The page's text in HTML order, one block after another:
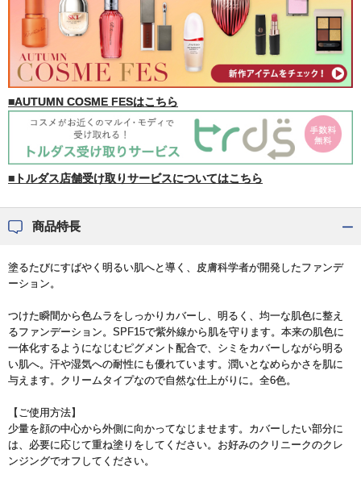
■AUTUMN COSME FESはこちら
■トルダス店舗受け取りサービスについてはこちら
商品特長
塗るたびにすばやく明るい肌へと導く、皮膚科学者が開発したファンデ
ーション。
つけた瞬間から色ムラをしっかりカバーし、明るく、均一な肌色に整え
るファンデーション。SPF15で紫外線から肌を守ります。本来の肌色に
一体化するようになじむピグメント配合で、シミをカバーしながら明る
い肌へ。汗や湿気への耐性にも優れています。潤いとなめらかさを肌に
与えます。クリームタイプなので自然な仕上がりに。全6色。
【ご使用方法】
少量を顔の中心から外側に向かってなじませます。カバーしたい部分に
は、必要に応じて重ね塗りをしてください。お好みのクリニークのクレ
ンジングでオフしてください。